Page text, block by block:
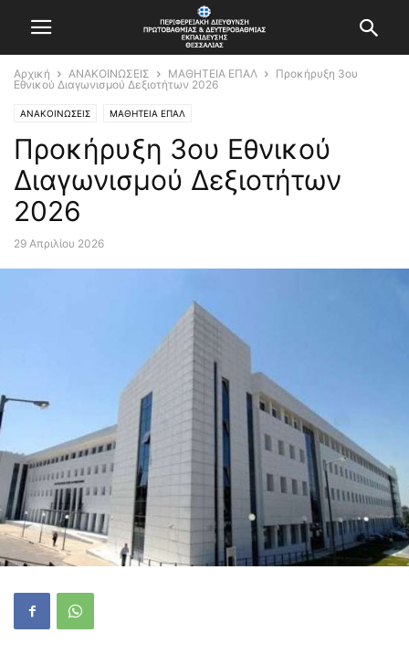
Αρχική ΑΝΑΚΟΙΝΩΣΕΙΣ ΜΑΘΗΤΕΙΑ ΕΠΑΛ
Προκήρυξη 3ου
Εθνικού Διαγωνισμού Δεξιοτήτων 2026
ΑΝΑΚΟΙΝΩΣΕΙΣ ΜΑΘΗΤΕΙΑ ΕΠΑΛ
Προκήρυξη 3ου Εθνικού
Διαγωνισμού Δεξιοτήτων
2026
29 Απριλίου 2026